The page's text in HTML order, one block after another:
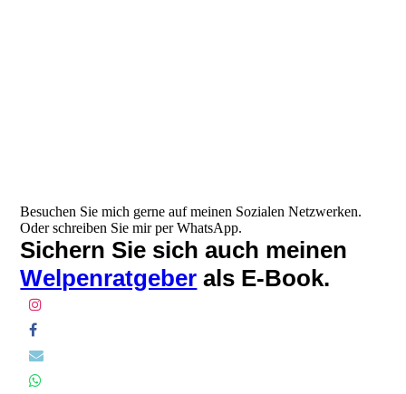
Besuchen Sie mich gerne auf meinen Sozialen Netzwerken.
Oder schreiben Sie mir per WhatsApp.
Sichern Sie sich auch meinen
Welpenratgeber als E-Book.